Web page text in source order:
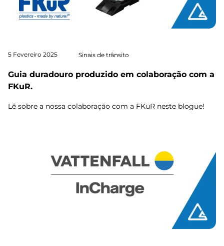
5 Fevereiro 2025 Sinais de trânsito
Guia duradouro produzido em colaboração com a
FKuR.
Lê sobre a nossa colaboração com a FKuR neste blogue!